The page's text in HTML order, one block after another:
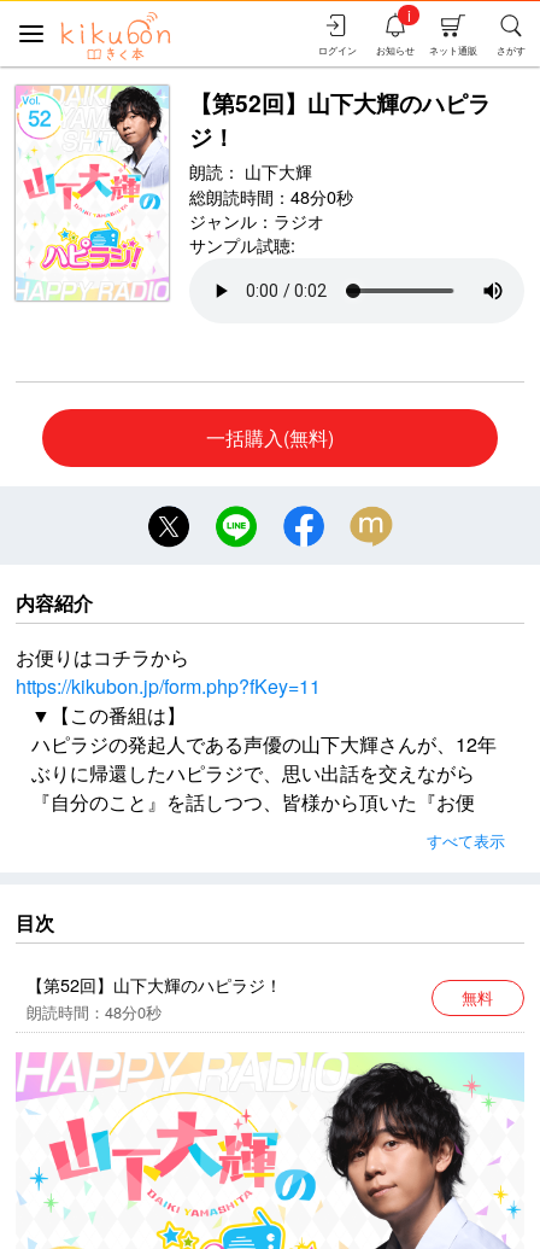
さがす
ネット通販
お知らせ
i
ログイン
【第52回】山下大輝のハピラ
ジ！
朗読： 山下大輝
総朗読時間：48分0秒
ジャンル： ラジオ
サンプル試聴:
一括購入(無料)
内容紹介
お便りはコチラから
https://kikubon.jp/form.php?fKey=11
▼【この番組は】
ハピラジの発起人である声優の山下大輝さんが、12年
ぶりに帰還したハピラジで、思い出話を交えながら
『自分のこと』を話しつつ、皆様から頂いた『お便
り』を通じて、リスナーの皆さんにハッピーな気持ち
お便りはコチラから
https://kikubon.jp/form.php?fKey=11
楽曲提供：ハサミマン / 後藤まりこ
▼【パーソナリティ】
山下 大輝（Daiki Yamashita）
誕生日：9月7日
出身地：静岡県
方言：遠州弁
趣味・特技：写真、歌唱、テニス
すべて表示
目次
【第52回】山下大輝のハピラジ！
朗読時間：48分0秒
無料